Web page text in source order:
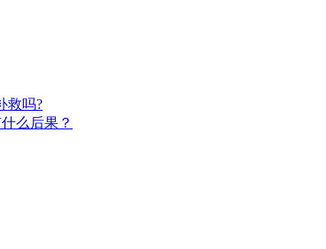
救吗?
么后果？